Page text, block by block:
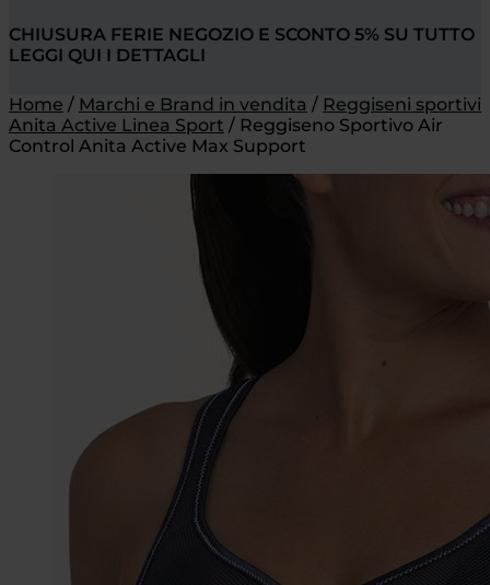
CHIUSURA FERIE NEGOZIO E SCONTO 5% SU TUTTO
LEGGI QUI I DETTAGLI
Home / Marchi e Brand in vendita / Reggiseni sportivi
Anita Active Linea Sport / Reggiseno Sportivo Air
Control Anita Active Max Support